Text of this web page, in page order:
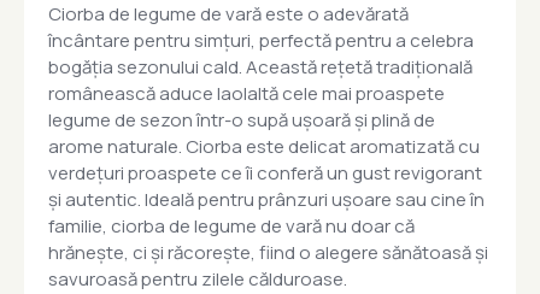
Ciorba de legume de vară este o adevărată
încântare pentru simțuri, perfectă pentru a celebra
bogăția sezonului cald. Această rețetă tradițională
românească aduce laolaltă cele mai proaspete
legume de sezon într-o supă ușoară și plină de
arome naturale. Ciorba este delicat aromatizată cu
verdețuri proaspete ce îi conferă un gust revigorant
și autentic. Ideală pentru prânzuri ușoare sau cine în
familie, ciorba de legume de vară nu doar că
hrănește, ci și răcorește, fiind o alegere sănătoasă și
savuroasă pentru zilele călduroase.